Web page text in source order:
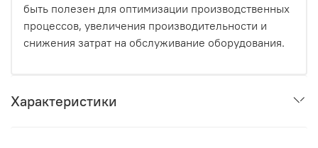
быть полезен для оптимизации производственных
процессов, увеличения производительности и
снижения затрат на обслуживание оборудования.
Характеристики